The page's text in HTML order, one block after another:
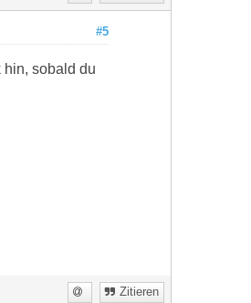
#5
sobald du
Zitieren